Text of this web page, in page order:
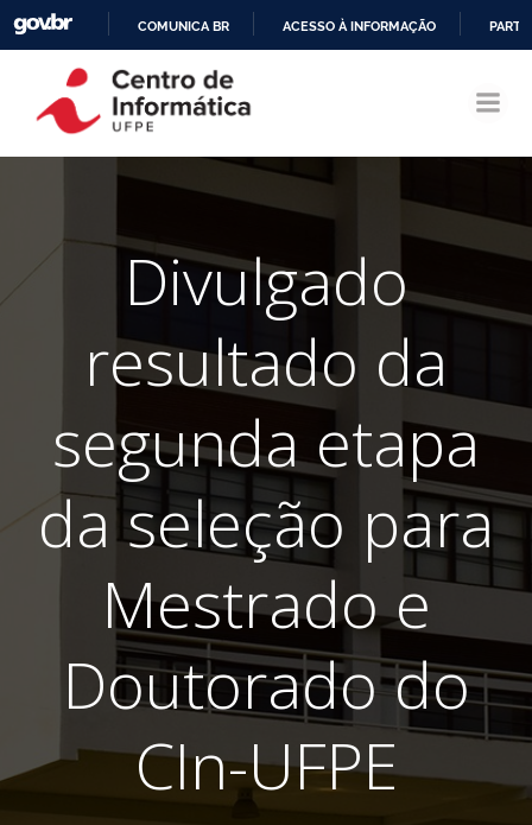
CONTEÚDO
COMUNICA BR ACESSO À INFORMAÇÃO
Divulgado
resultado da
segunda etapa
da seleção para
Mestrado e
Doutorado do
CIn-UFPE